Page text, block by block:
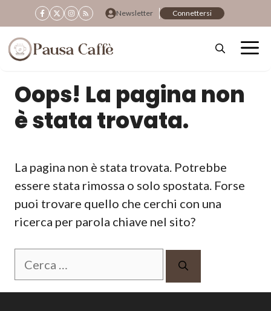
al
contenuto
Newsletter Connettersi
Oops! La pagina non
è stata trovata.
La pagina non è stata trovata. Potrebbe
essere stata rimossa o solo spostata. Forse
puoi trovare quello che cerchi con una
ricerca per parola chiave nel sito?
Ricerca